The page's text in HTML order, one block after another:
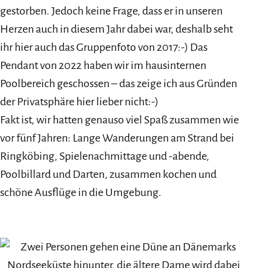
gestorben. Jedoch keine Frage, dass er in unseren
Herzen auch in diesem Jahr dabei war, deshalb seht
ihr hier auch das Gruppenfoto von 2017:-) Das
Pendant von 2022 haben wir im hausinternen
Poolbereich geschossen – das zeige ich aus Gründen
der Privatsphäre hier lieber nicht:-)
Fakt ist, wir hatten genauso viel Spaß zusammen wie
vor fünf Jahren: Lange Wanderungen am Strand bei
Ringköbing, Spielenachmittage und -abende,
Poolbillard und Darten, zusammen kochen und
schöne Ausflüge in die Umgebung.